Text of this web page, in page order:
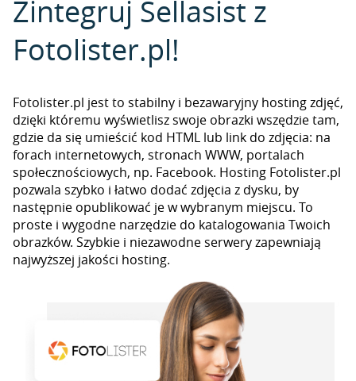
Zintegruj Sellasist z
Fotolister.pl!
Fotolister.pl jest to stabilny i bezawaryjny hosting zdjęć,
dzięki któremu wyświetlisz swoje obrazki wszędzie tam,
gdzie da się umieścić kod HTML lub link do zdjęcia: na
forach internetowych, stronach WWW, portalach
społecznościowych, np. Facebook. Hosting Fotolister.pl
pozwala szybko i łatwo dodać zdjęcia z dysku, by
następnie opublikować je w wybranym miejscu. To
proste i wygodne narzędzie do katalogowania Twoich
obrazków. Szybkie i niezawodne serwery zapewniają
najwyższej jakości hosting.